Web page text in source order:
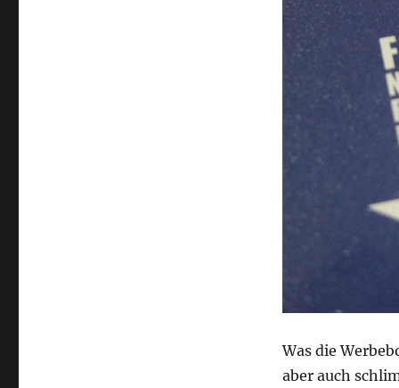
Was die
aber auch